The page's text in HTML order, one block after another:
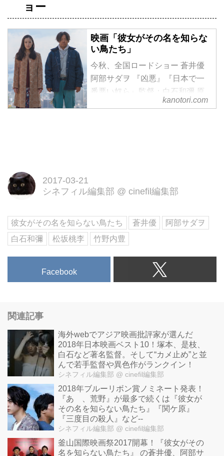
ョー
映画「彼女がその名を知らな
い鳥たち」
今秋、全国ロードショー 蒼井優
阿部サダヲ 『凶悪』『日本で一
番悪い奴ら』監督：白石和彌 原
作:沼田まほかる『彼女がその名
kanotori.com
2017-03-21
シネフィル編集部 @ cinefil編集部
彼女がその名を知らない鳥たち 蒼井優
阿部サダヲ
白石和彌
松坂桃李 竹野内豊
Facebook
関連記事
海外webでアジア映画批評家が選んだ
2018年日本映画ベスト10！塚本、是枝、
白石など著名監督。そして“カメ止め”と並
んで若手監督や異色作がランクイン！
シネフィル編集部 @ cinefil編集部
2018年ブルーリボン賞ノミネート発表！
『あゝ、荒野』が最多で続くは『彼女が
その名を知らない鳥たち』『関ケ原』
『三度目の殺人』など--
シネフィル編集部 @ cinefil編集部
釜山国際映画祭2017開幕！『彼女がその
名を知らない鳥たち』 の蒼井優、阿部サ